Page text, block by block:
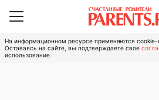
На информационном ресурсе применяются
Оставаясь на сайте, вы подтверждаете свое
использование.